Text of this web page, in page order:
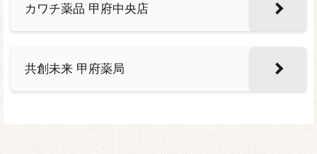
カワチ薬品 甲府中央店
共創未来 甲府薬局